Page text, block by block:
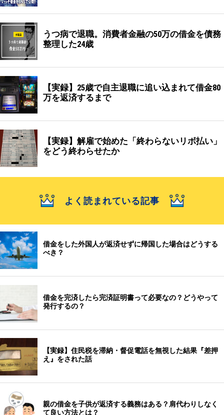
うつ病で退職。消費者金融の50万の借金を債務
整理した24歳
【実録】25歳で自主退職に追い込まれて借金80
万を返済するまで
【実録】解雇で始めた「終わらないリボ払い」
をどう終わらせたか
よく読まれている記事